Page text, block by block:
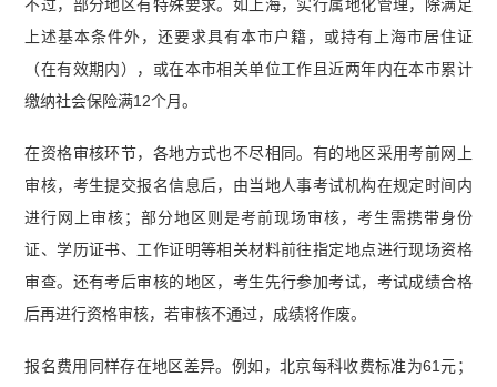
不过，部分地区有特殊要求。如上海，实行属地化管理，除满足
上述基本条件外，还要求具有本市户籍，或持有上海市居住证
（在有效期内），或在本市相关单位工作且近两年内在本市累计
缴纳社会保险满12个月。
在资格审核环节，各地方式也不尽相同。有的地区采用考前网上
审核，考生提交报名信息后，由当地人事考试机构在规定时间内
进行网上审核；部分地区则是考前现场审核，考生需携带身份
证、学历证书、工作证明等相关材料前往指定地点进行现场资格
审查。还有考后审核的地区，考生先行参加考试，考试成绩合格
后再进行资格审核，若审核不通过，成绩将作废。
报名费用同样存在地区差异。例如，北京每科收费标准为61元；